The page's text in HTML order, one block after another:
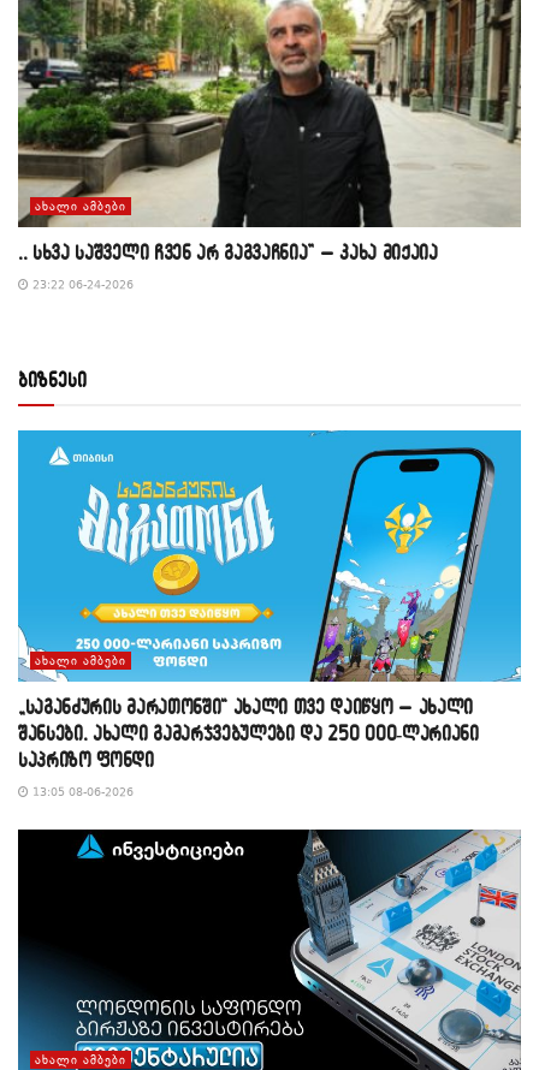
ᲐᲮᲐᲚᲘ ᲐᲛᲑᲔᲑᲘ
,, სხვა საშველი ჩვენ არ გაგვაჩნია” – კახა მიქაია
23:22 06-24-2026
ბიზნესი
ᲐᲮᲐᲚᲘ ᲐᲛᲑᲔᲑᲘ
„საგანძურის მარათონში“ ახალი თვე დაიწყო – ახალი
შანსები, ახალი გამარჯვებულები და 250 000-ლარიანი
საპრიზო ფონდი
13:05 08-06-2026
ᲐᲮᲐᲚᲘ ᲐᲛᲑᲔᲑᲘ